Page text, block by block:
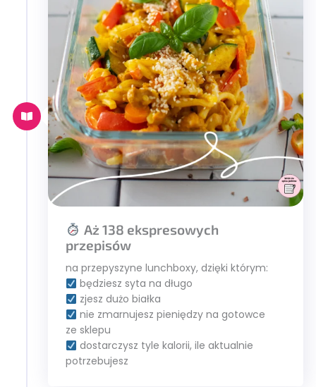
Aż 138 ekspresowych
przepisów
na przepyszyne lunchboxy, dzięki którym:
będziesz syta na długo
zjesz dużo białka
nie zmarnujesz pieniędzy na gotowce
ze sklepu
dostarczysz tyle kalorii, ile aktualnie
potrzebujesz